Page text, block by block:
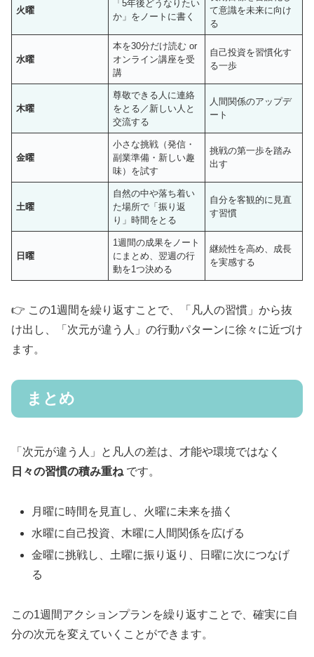
火曜
「5年後どうなりたい
か」をノートに書く
て意識を未来に向け
る
水曜
本を30分だけ読む or
オンライン講座を受
講
自己投資を習慣化す
る一歩
木曜
尊敬できる人に連絡
をとる／新しい人と
交流する
人間関係のアップデ
ート
金曜
小さな挑戦（発信・
副業準備・新しい趣
味）を試す
挑戦の第一歩を踏み
出す
土曜
自然の中や落ち着い
た場所で「振り返
り」時間をとる
自分を客観的に見直
す習慣
日曜
1週間の成果をノート
にまとめ、翌週の行
動を1つ決める
継続性を高め、成長
を実感する
👉 この1週間を繰り返すことで、「凡人の習慣」から抜
け出し、「次元が違う人」の行動パターンに徐々に近づけ
ます。
まとめ
「次元が違う人」と凡人の差は、才能や環境ではなく
日々の習慣の積み重ね です。
月曜に時間を見直し、火曜に未来を描く
水曜に自己投資、木曜に人間関係を広げる
金曜に挑戦し、土曜に振り返り、日曜に次につなげ
る
この1週間アクションプランを繰り返すことで、確実に自
分の次元を変えていくことができます。